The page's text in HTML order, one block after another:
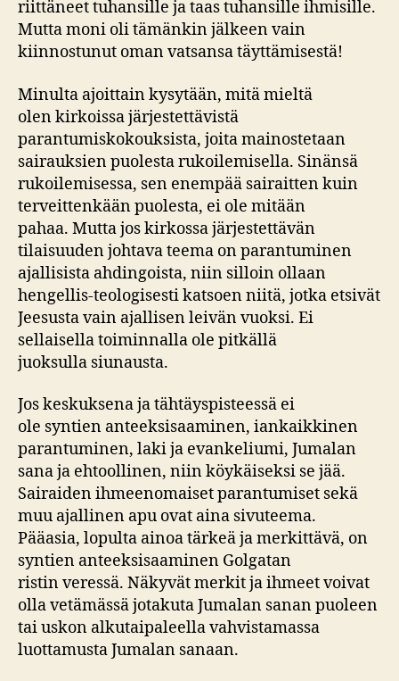
riittäneet tuhansille ja taas tuhansille ihmisille.
Mutta moni oli tämänkin jälkeen vain
kiinnostunut oman vatsansa täyttämisestä!
Minulta ajoittain kysytään, mitä mieltä
olen kirkoissa järjestettävistä
parantumiskokouksista, joita mainostetaan
sairauksien puolesta rukoilemisella. Sinänsä
rukoilemisessa, sen enempää sairaitten kuin
terveittenkään puolesta, ei ole mitään
pahaa. Mutta jos kirkossa järjestettävän
tilaisuuden johtava teema on parantuminen
ajallisista ahdingoista, niin silloin ollaan
hengellis-teologisesti katsoen niitä, jotka etsivät
Jeesusta vain ajallisen leivän vuoksi. Ei
sellaisella toiminnalla ole pitkällä
juoksulla siunausta.
Jos keskuksena ja tähtäyspisteessä ei
ole syntien anteeksisaaminen, iankaikkinen
parantuminen, laki ja evankeliumi, Jumalan
sana ja ehtoollinen, niin köykäiseksi se jää.
Sairaiden ihmeenomaiset parantumiset sekä
muu ajallinen apu ovat aina sivuteema.
Pääasia, lopulta ainoa tärkeä ja merkittävä, on
syntien anteeksisaaminen Golgatan
ristin veressä. Näkyvät merkit ja ihmeet voivat
olla vetämässä jotakuta Jumalan sanan puoleen
tai uskon alkutaipaleella vahvistamassa
luottamusta Jumalan sanaan.